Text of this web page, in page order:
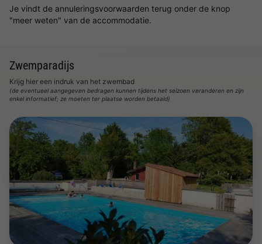
Je vindt de annuleringsvoorwaarden terug onder de knop
"meer weten" van de accommodatie.
Zwemparadijs
Krijg hier een indruk van het zwembad
(de eventueel aangegeven bedragen kunnen tijdens het seizoen veranderen en zijn
enkel informatief; ze moeten ter plaatse worden betaald)